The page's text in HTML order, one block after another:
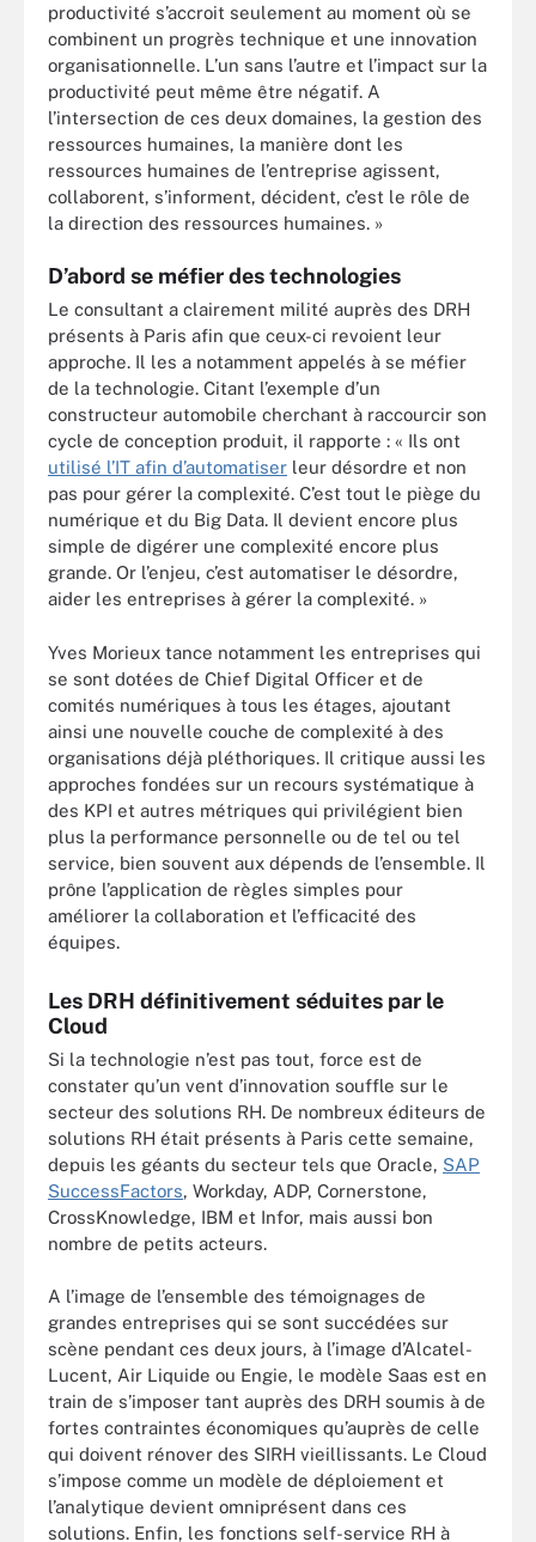
productivité s’accroit seulement au moment où se
combinent un progrès technique et une innovation
organisationnelle. L’un sans l’autre et l’impact sur la
productivité peut même être négatif. A
l’intersection de ces deux domaines, la gestion des
ressources humaines, la manière dont les
ressources humaines de l’entreprise agissent,
collaborent, s’informent, décident, c’est le rôle de
la direction des ressources humaines. »
D’abord se méfier des technologies
Le consultant a clairement milité auprès des DRH
présents à Paris afin que ceux-ci revoient leur
approche. Il les a notamment appelés à se méfier
de la technologie. Citant l’exemple d’un
constructeur automobile cherchant à raccourcir son
cycle de conception produit, il rapporte : « Ils ont
utilisé l’IT afin d’automatiser leur désordre et non
pas pour gérer la complexité. C’est tout le piège du
numérique et du Big Data. Il devient encore plus
simple de digérer une complexité encore plus
grande. Or l’enjeu, c’est automatiser le désordre,
aider les entreprises à gérer la complexité. »
Yves Morieux tance notamment les entreprises qui
se sont dotées de Chief Digital Officer et de
comités numériques à tous les étages, ajoutant
ainsi une nouvelle couche de complexité à des
organisations déjà pléthoriques. Il critique aussi les
approches fondées sur un recours systématique à
des KPI et autres métriques qui privilégient bien
plus la performance personnelle ou de tel ou tel
service, bien souvent aux dépends de l’ensemble. Il
prône l’application de règles simples pour
améliorer la collaboration et l’efficacité des
équipes.
Les DRH définitivement séduites par le
Cloud
Si la technologie n’est pas tout, force est de
constater qu’un vent d’innovation souffle sur le
secteur des solutions RH. De nombreux éditeurs de
solutions RH était présents à Paris cette semaine,
depuis les géants du secteur tels que Oracle, SAP
SuccessFactors, Workday, ADP, Cornerstone,
CrossKnowledge, IBM et Infor, mais aussi bon
nombre de petits acteurs.
A l’image de l’ensemble des témoignages de
grandes entreprises qui se sont succédées sur
scène pendant ces deux jours, à l’image d’Alcatel-
Lucent, Air Liquide ou Engie, le modèle Saas est en
train de s’imposer tant auprès des DRH soumis à de
fortes contraintes économiques qu’auprès de celle
qui doivent rénover des SIRH vieillissants. Le Cloud
s’impose comme un modèle de déploiement et
l’analytique devient omniprésent dans ces
solutions. Enfin, les fonctions self-service RH à